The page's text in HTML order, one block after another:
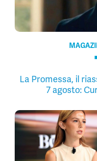
La Promessa, il
7 agosto: